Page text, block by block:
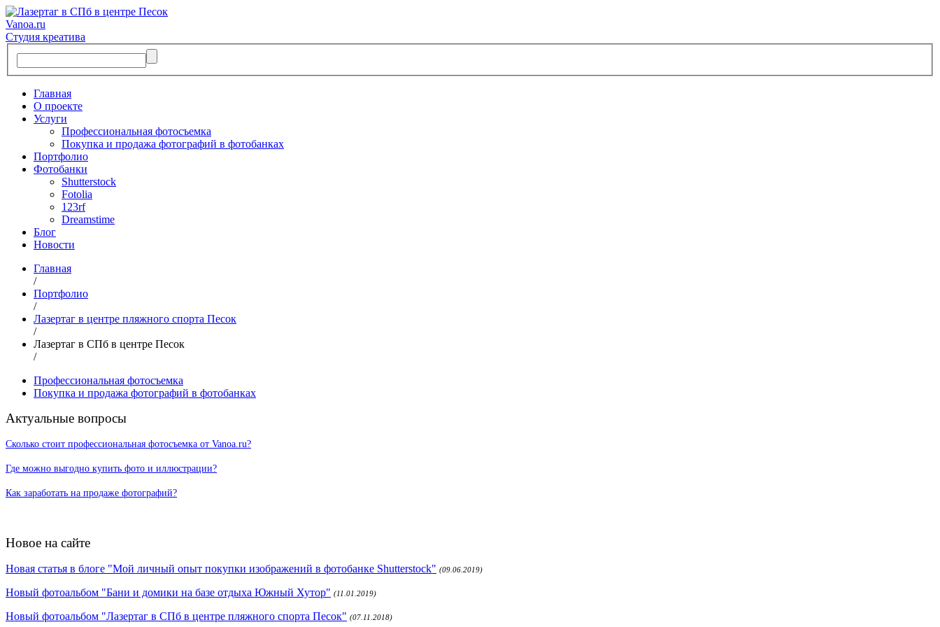
Vanoa.ru
Студия креатива
Главная
О проекте
Услуги
Профессиональная фотосъемка
Покупка и продажа фотографий в фотобанках
Портфолио
Фотобанки
Shutterstock
Fotolia
123rf
Dreamstime
Блог
Новости
Главная
/
Портфолио
/
Лазертаг в центре пляжного спорта Песок
/
Лазертаг в СПб в центре Песок
/
Профессиональная фотосъемка
Покупка и продажа фотографий в фотобанках
Актуальные вопросы
Сколько стоит профессиональная фотосъемка от Vanoa.ru?
Где можно выгодно купить фото и иллюстрации?
Как заработать на продаже фотографий?
Новое на сайте
Новая статья в блоге "Мой личный опыт покупки изображений в фотобанке Shutterstock" (09.06.2019)
Новый фотоальбом "Бани и домики на базе отдыха Южный Хутор" (11.01.2019)
Новый фотоальбом "Лазертаг в СПб в центре пляжного спорта Песок" (07.11.2018)